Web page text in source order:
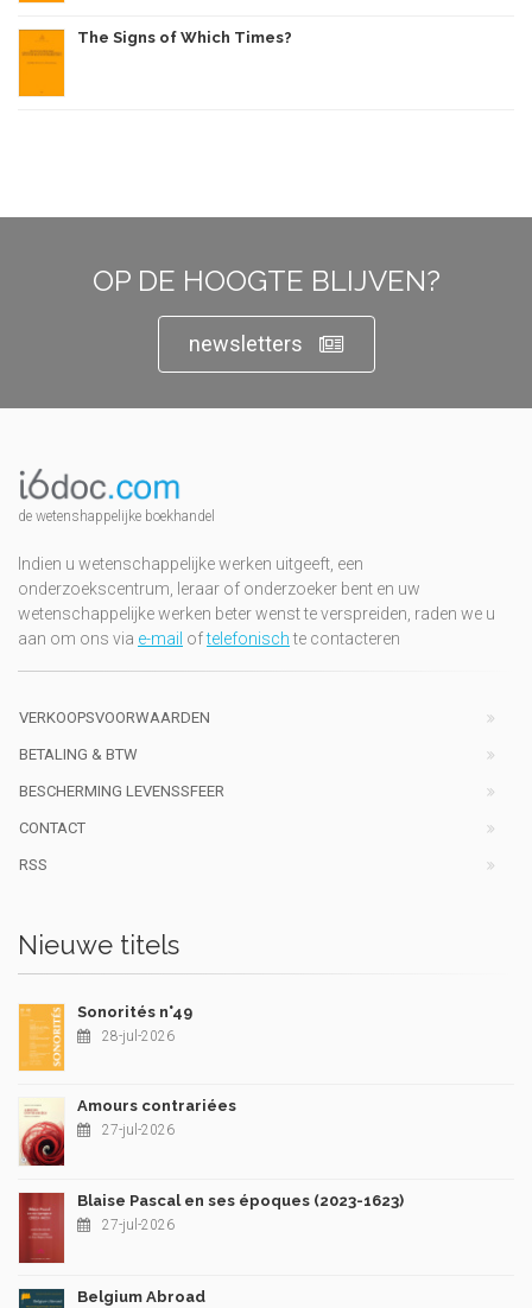
The Signs of Which Times?
OP DE HOOGTE BLIJVEN?
newsletters
de wetenshappelijke boekhandel
Indien u wetenschappelijke werken uitgeeft, een
onderzoekscentrum, leraar of onderzoeker bent en uw
wetenschappelijke werken beter wenst te verspreiden, raden we u
aan om ons via e-mail oftelefonischte contacteren
VERKOOPSVOORWAARDEN
BETALING & BTW
BESCHERMING LEVENSSFEER
CONTACT
RSS
Nieuwe titels
Sonorités n°49
28-jul-2026
Amours contrariées
27-jul-2026
Blaise Pascal en ses époques (2023-1623)
27-jul-2026
Belgium Abroad